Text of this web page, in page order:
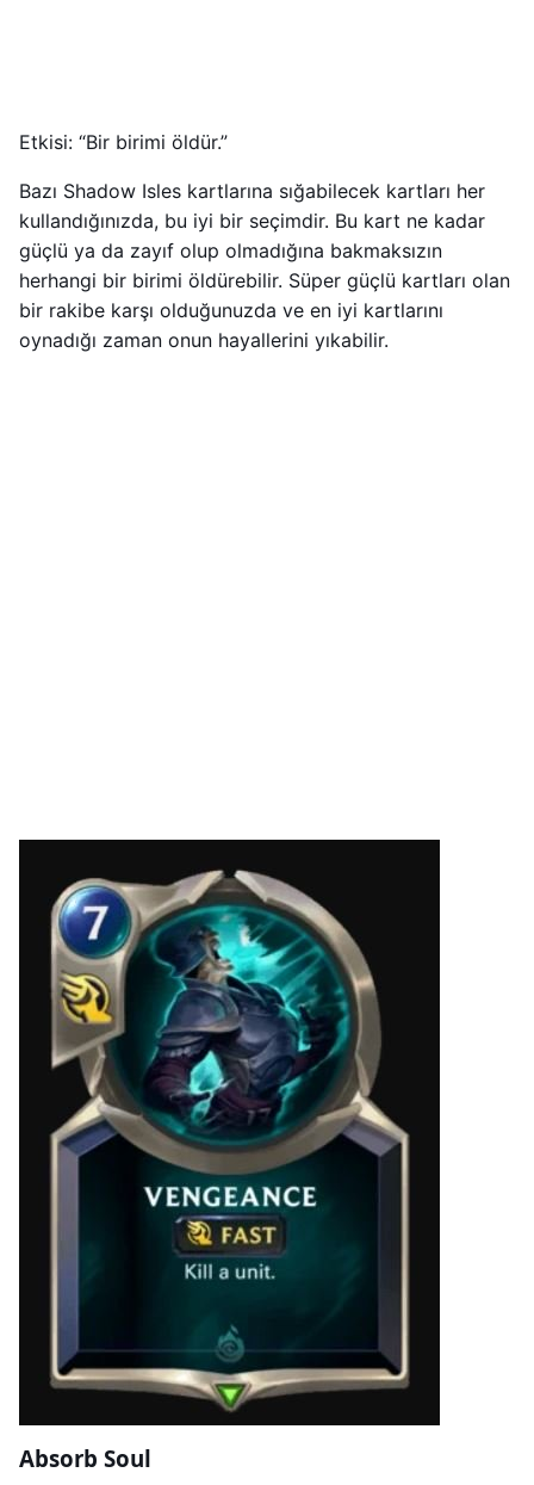
Etkisi: “Bir birimi öldür.”
Bazı Shadow Isles kartlarına sığabilecek kartları her
kullandığınızda, bu iyi bir seçimdir. Bu kart ne kadar
güçlü ya da zayıf olup olmadığına bakmaksızın
herhangi bir birimi öldürebilir. Süper güçlü kartları olan
bir rakibe karşı olduğunuzda ve en iyi kartlarını
oynadığı zaman onun hayallerini yıkabilir.
Absorb Soul